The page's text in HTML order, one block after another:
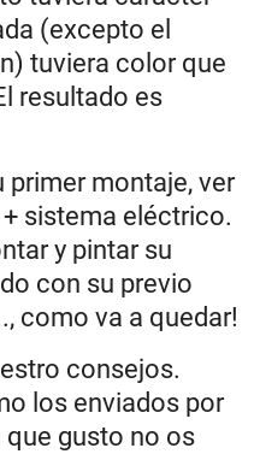
(excepto el
tuviera color que
resultado es
montaje, ver
sistema eléctrico.
y pintar su
con su previo
como va a quedar!
consejos.
los enviados por
que gusto no os